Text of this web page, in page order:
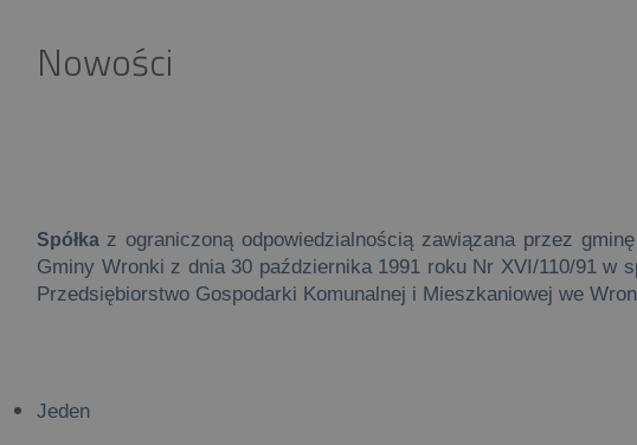
Nowości
Spółka z ograniczoną odpowiedzialnością zawiązana przez
Gminy Wronki z dnia 30 października 1991 roku Nr XVI/110/91 w
Przedsiębiorstwo Gospodarki Komunalnej i Mieszkaniowej we
Jeden